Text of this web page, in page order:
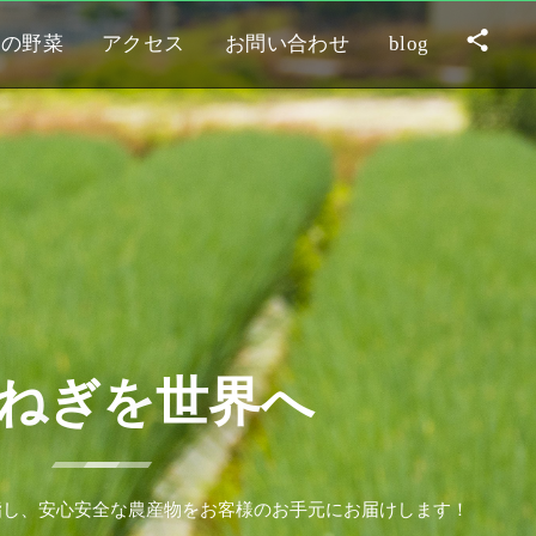
野菜 アクセス お問い合わせ blog
ぎを世界へ
し 、安心安全な農産物をお客様のお手元にお届け し ます ！